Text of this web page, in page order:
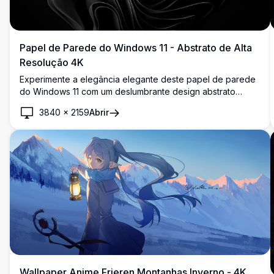
Papel de Parede do Windows 11 - Abstrato de Alta
Resolução 4K
Experimente a elegância elegante deste papel de parede
do Windows 11 com um deslumbrante design abstrato
moderno e sofisticado ao seu desktop, perfeita para
aprimorar seu espaço de trabalho digital com
profundidade e estilo.
3840 × 2159Abrir